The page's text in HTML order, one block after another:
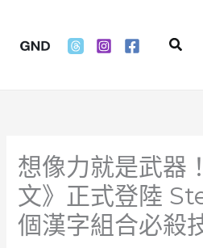
content
想像力就是武器
文》正式登陸
個漢字組合必殺